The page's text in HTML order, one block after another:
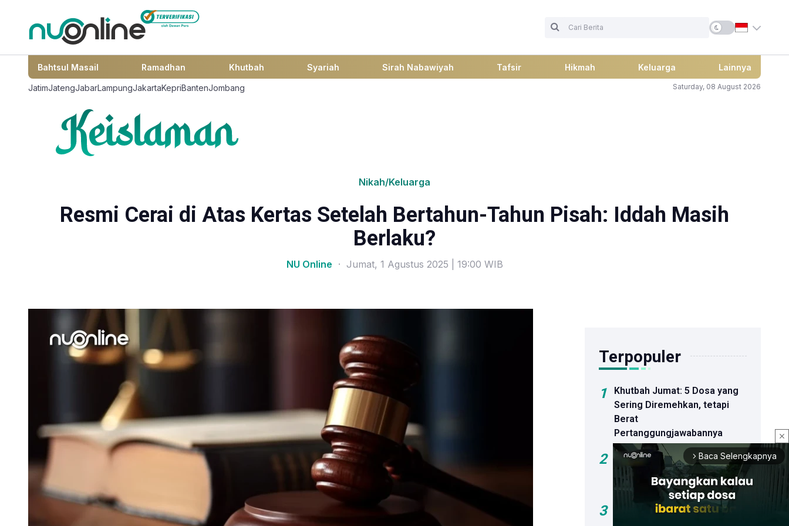
Bahtsul Masail Ramadhan Khutbah Syariah Sirah Nabawiyah Tafsir Hikmah Keluarga Lainnya
JatimJatengJabarLampungJakartaKepriBantenJombang Saturday, 08 August 2026
Nikah/Keluarga
Resmi Cerai di Atas Kertas Setelah Bertahun-Tahun Pisah: Iddah Masih
Berlaku?
NU Online · Jumat, 1 Agustus 2025 | 19:00 WIB
close
arrow_forward_ios Baca Selengkapnya
Terpopuler
1
Khutbah Jumat: 5 Dosa yang
Sering Diremehkan, tetapi
Berat
Pertanggungjawabannya
2
Khutbah Jumat: Bahaya Hoaks
dan Dosa Menyebar Informasi
Palsu
3
Sejumlah Bakal Calon Ketua